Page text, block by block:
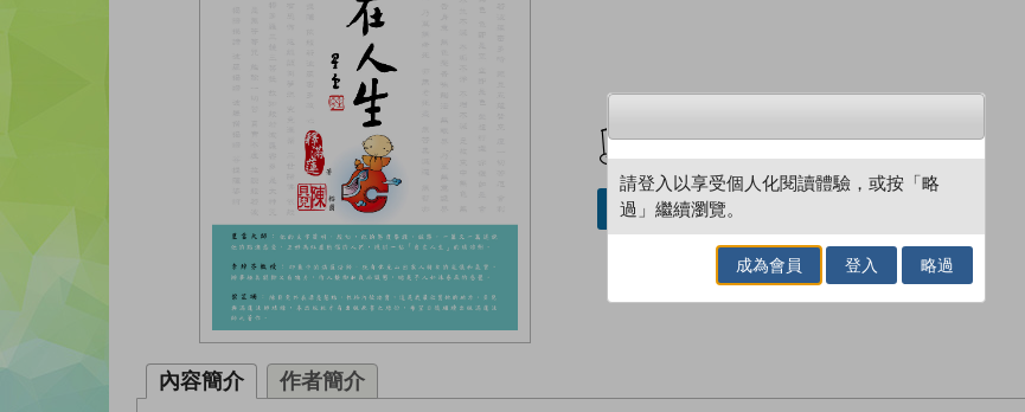
借閱實體書
內容簡介 作者簡介
請登入以享受個人化閱讀體驗，或按「略
過」繼續瀏覽。
成為會員 登入 略過